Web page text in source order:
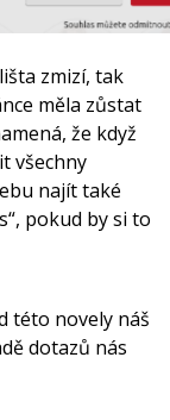
zmizí, tak
měla zůstat
že když
všechny
najít také
pokud by si to
této novely náš
dotazů nás